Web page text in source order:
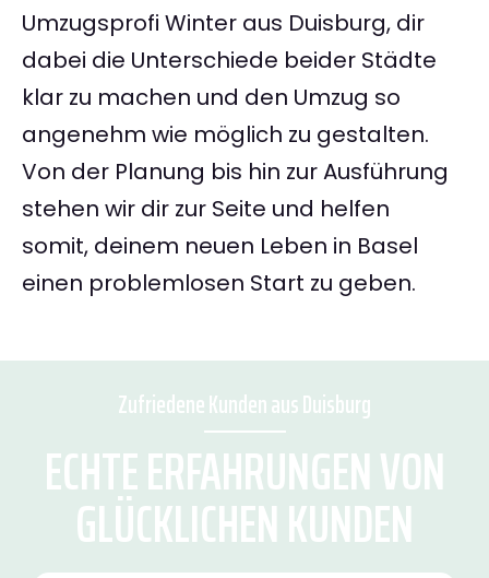
Umzugsprofi Winter aus Duisburg, dir
dabei die Unterschiede beider Städte
klar zu machen und den Umzug so
angenehm wie möglich zu gestalten.
Von der Planung bis hin zur Ausführung
stehen wir dir zur Seite und helfen
somit, deinem neuen Leben in Basel
einen problemlosen Start zu geben.
Zufriedene Kunden aus Duisburg
ECHTE ERFAHRUNGEN VON
GLÜCKLICHEN KUNDEN